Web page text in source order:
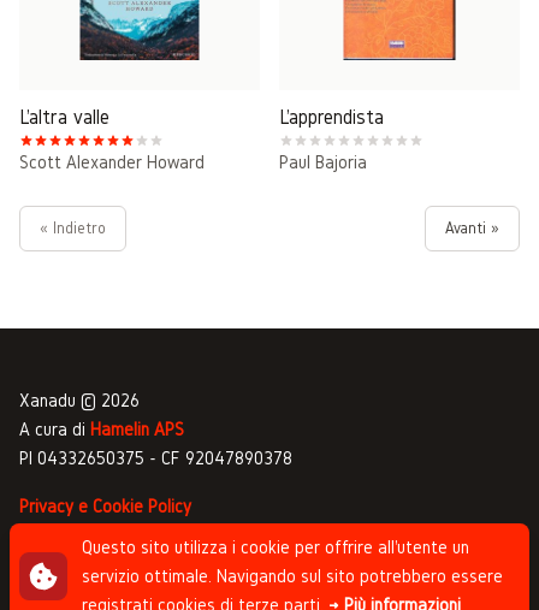
L'altra valle
Scott Alexander Howard
L'apprendista
Paul Bajoria
« Indietro Avanti »
Xanadu © 2026
A cura di Hamelin APS
PI 04332650375 - CF 92047890378
Privacy e Cookie Policy
Gestione commenti
Newsletter
Questo sito utilizza i cookie per offrire all'utente un
servizio ottimale. Navigando sul sito potrebbero essere
registrati cookies di terze parti. → Più informazioni